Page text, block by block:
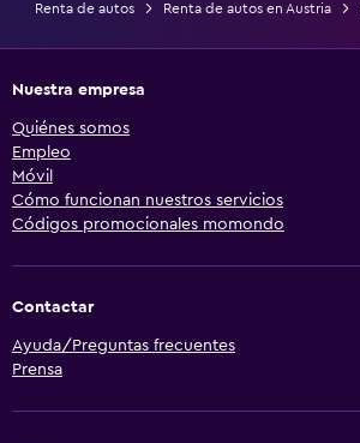
Renta de autos Renta de autos en Austria
Nuestra empresa
Quiénes somos
Empleo
Móvil
Cómo funcionan nuestros servicios
Códigos promocionales momondo
Contactar
Ayuda/Preguntas frecuentes
Prensa